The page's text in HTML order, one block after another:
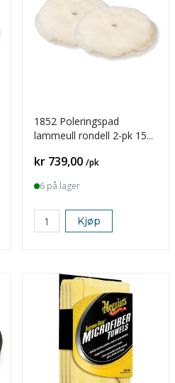
1852 Poleringspad
lammeull rondell 2-pk 150
Pris
kr 739,00 /pk
6 på lager
Kjøp